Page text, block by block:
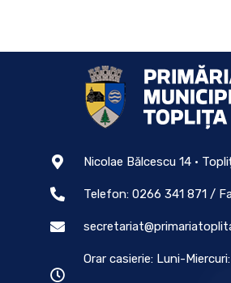
Nicolae Bălcescu 14 •
Telefon: 0266 341 871 /
Orar casierie: Luni-